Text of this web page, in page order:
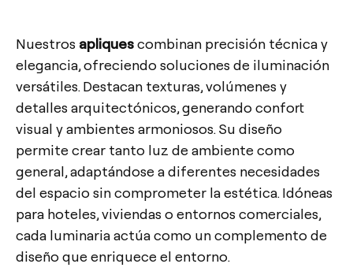
Nuestros apliquescombinan precisión técnica y
elegancia, ofreciendo soluciones de iluminación
versátiles. Destacan texturas, volúmenes y
detalles arquitectónicos, generando confort
visual y ambientes armoniosos. Su diseño
permite crear tanto luz de ambiente como
general, adaptándose a diferentes necesidades
del espacio sin comprometer la estética. Idóneas
para hoteles, viviendas o entornos comerciales,
cada luminaria actúa como un complemento de
diseño que enriquece el entorno.
Contacto